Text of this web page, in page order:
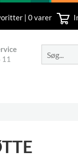
| 0 varer